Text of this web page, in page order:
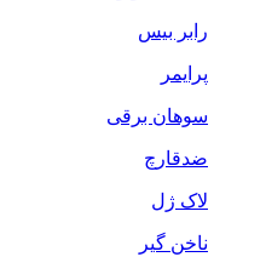
رابر بیس
پرایمر
سوهان برقی
ضدقارچ
لاک ژل
ناخن گیر